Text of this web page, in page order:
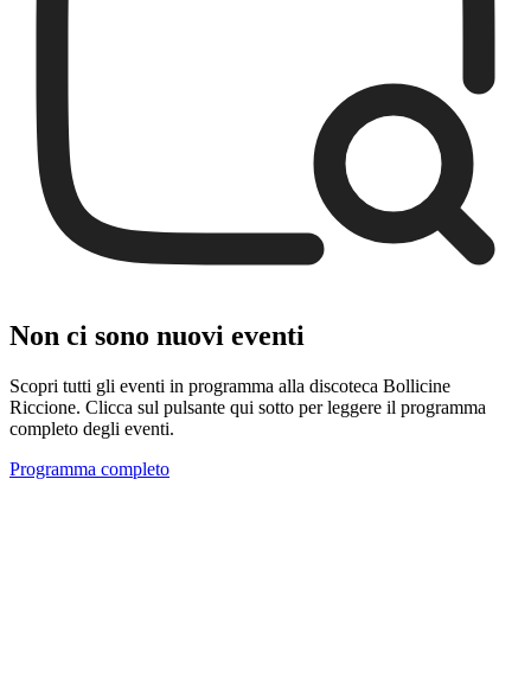
Non ci sono nuovi eventi
Scopri tutti gli eventi in programma alla discoteca Bollicine
Riccione. Clicca sul pulsante qui sotto per leggere il programma
completo degli eventi.
Programma completo